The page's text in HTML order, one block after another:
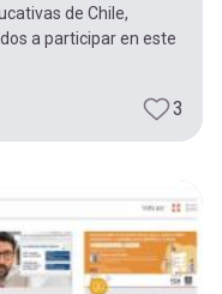
de Chile,
a participar en este
3